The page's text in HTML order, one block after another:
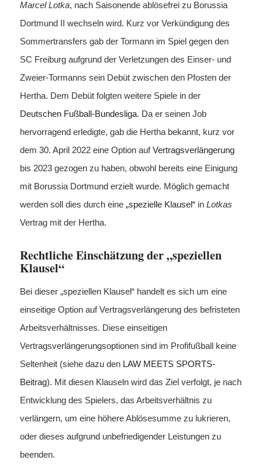
Marcel Lotka, nach Saisonende ablösefrei zu Borussia
Dortmund II wechseln wird. Kurz vor Verkündigung des
Sommertransfers gab der Tormann im Spiel gegen den
SC Freiburg aufgrund der Verletzungen des Einser- und
Zweier-Tormanns sein Debüt zwischen den Pfosten der
Hertha. Dem Debüt folgten weitere Spiele in der
Deutschen Fußball-Bundesliga. Da er seinen Job
hervorragend erledigte, gab die Hertha bekannt, kurz vor
dem 30. April 2022 eine Option aufVertragsverlängerung
bis 2023 gezogen zu haben, obwohl bereits eine Einigung
mit Borussia Dortmund erzielt wurde. Möglich gemacht
werden soll dies durch eine „spezielle Klausel“in Lotkas
Vertrag mit der Hertha.
Rechtliche Einschätzung der „speziellen
Klausel“
Bei dieser „speziellen Klausel“ handelt es sich um eine
einseitige Option auf Vertragsverlängerung des befristeten
Arbeitsverhältnisses. Diese einseitigen
Vertragsverlängerungsoptionen sind im Profifußball keine
Seltenheit (siehe dazu den LAW MEETS SPORTS-
Beitrag). Mit diesen Klauseln wird das Ziel verfolgt, je nach
Entwicklung des Spielers, das Arbeitsverhältnis zu
verlängern, um eine höhere Ablösesumme zu lukrieren,
oder dieses aufgrund unbefriedigender Leistungen zu
beenden.